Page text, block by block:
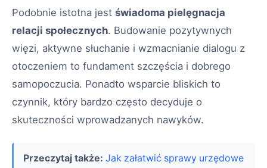
Podobnie istotna jest świadoma pielęgnacja
relacji społecznych. Budowanie pozytywnych
więzi, aktywne słuchanie i wzmacnianie dialogu z
otoczeniem to fundament szczęścia i dobrego
samopoczucia. Ponadto wsparcie bliskich to
czynnik, który bardzo często decyduje o
skuteczności wprowadzanych nawyków.
Przeczytaj także: Jak załatwić sprawy urzędowe